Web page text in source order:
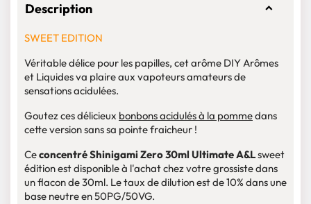
Description
SWEET EDITION
Véritable délice pour les papilles, cet arôme DIY Arômes
et Liquides va plaire aux vapoteurs amateurs de
sensations acidulées.
Goutez ces délicieux bonbons acidulés à la pommedans
cette version sans sa pointe fraicheur !
Ceconcentré Shinigami Zero 30ml Ultimate A&Lsweet
édition est disponible à l'achat chez votre grossiste dans
un flacon de 30ml. Le taux de dilution est de 10% dans une
base neutre en 50PG/50VG.